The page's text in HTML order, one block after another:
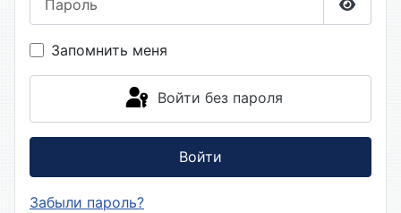
Запомнить меня
Войти без пароля
Войти
Забыли пароль?